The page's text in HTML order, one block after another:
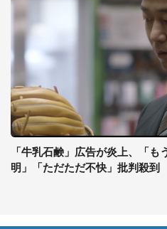
「牛乳石鹸」広告が炎上、「
明」「ただただ不快」批判殺到